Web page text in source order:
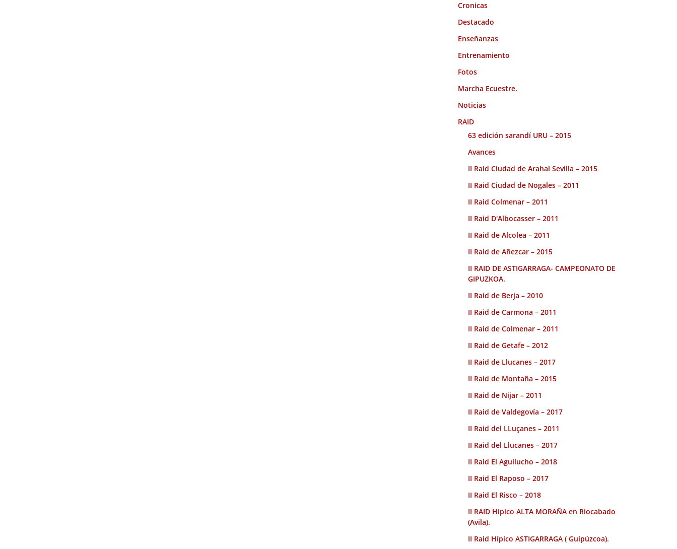
Cronicas
Destacado
Enseñanzas
Entrenamiento
Fotos
Marcha Ecuestre.
Noticias
RAID
63 edición sarandí URU – 2015
Avances
II Raid Ciudad de Arahal Sevilla – 2015
II Raid Ciudad de Nogales – 2011
II Raid Colmenar – 2011
II Raid D'Albocasser – 2011
II Raid de Alcolea – 2011
II Raid de Añezcar – 2015
II RAID DE ASTIGARRAGA- CAMPEONATO DE
GIPUZKOA.
II Raid de Berja – 2010
II Raid de Carmona – 2011
II Raid de Colmenar – 2011
II Raid de Getafe – 2012
II Raid de Llucanes – 2017
II Raid de Montaña – 2015
II Raid de Nijar – 2011
II Raid de Valdegovía – 2017
II Raid del LLuçanes – 2011
II Raid del Llucanes – 2017
II Raid El Aguilucho – 2018
II Raid El Raposo – 2017
II Raid El Risco – 2018
II RAID Hípico ALTA MORAÑA en Riocabado
(Avila).
II Raid Hípico ASTIGARRAGA ( Guipúzcoa).